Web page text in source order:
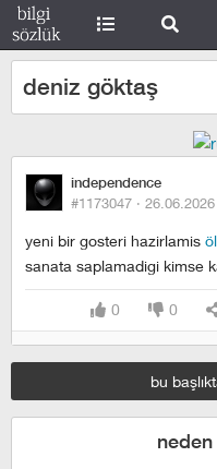
deniz göktaş
independence
#1173047 ·
yeni bir gosteri hazirlamis
sanata saplamadigi kimse
0 0
bu